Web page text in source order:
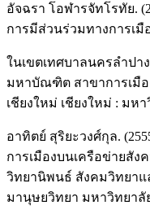
อัจฉรา โอฬารจัทโรทัย.
การมีส่วนร่วมทางการเ
ในเขตเทศบาลนครลำปา
มหาบัณฑิต สาขาการเมื
เชียงใหม่ เชียงใหม่ : มห
อาทิตย์ สุริยะวงศ์กุล.
การเมืองบนเครือข่ายสัง
วิทยานิพนธ์ สังคมวิทยา
มานุษยวิทยา มหาวิทยาลั